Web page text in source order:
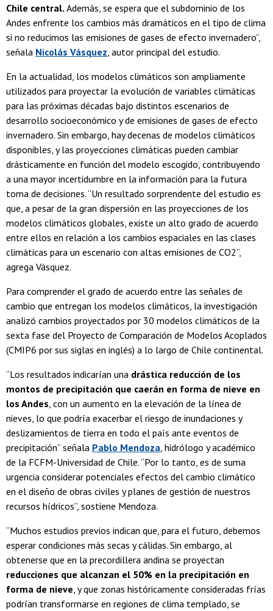
Chile central. Además, se espera que el subdominio de los
Andes enfrente los cambios más dramáticos en el tipo de clima
si no reducimos las emisiones de gases de efecto invernadero”,
señala Nicolás Vásquez , autor principal del estudio.
En la actualidad, los modelos climáticos son ampliamente
utilizados para proyectar la evolución de variables climáticas
para las próximas décadas bajo distintos escenarios de
desarrollo socioeconómico y de emisiones de gases de efecto
invernadero. Sin embargo, hay decenas de modelos climáticos
disponibles, y las proyecciones climáticas pueden cambiar
drásticamente en función del modelo escogido, contribuyendo
a una mayor incertidumbre en la información para la futura
toma de decisiones. “Un resultado sorprendente del estudio es
que, a pesar de la gran dispersión en las proyecciones de los
modelos climáticos globales, existe un alto grado de acuerdo
entre ellos en relación a los cambios espaciales en las clases
climáticas para un escenario con altas emisiones de CO2”,
agrega Vásquez.
Para comprender el grado de acuerdo entre las señales de
cambio que entregan los modelos climáticos, la investigación
analizó cambios proyectados por 30 modelos climáticos de la
sexta fase del Proyecto de Comparación de Modelos Acoplados
(CMIP6 por sus siglas en inglés) a lo largo de Chile continental.
“Los resultados indicarían una drástica reducción de los
montos de precipitación que caerán en forma de nieve en
los Andes , con un aumento en la elevación de la línea de
nieves, lo que podría exacerbar el riesgo de inundaciones y
deslizamientos de tierra en todo el país ante eventos de
precipitación” señala Pablo Mendoza , hidrólogo y académico
de la FCFM-Universidad de Chile. “Por lo tanto, es de suma
urgencia considerar potenciales efectos del cambio climático
en el diseño de obras civiles y planes de gestión de nuestros
recursos hídricos”, sostiene Mendoza.
“Muchos estudios previos indican que, para el futuro, debemos
esperar condiciones más secas y cálidas. Sin embargo, al
obtenerse que en la precordillera andina se proyectan
reducciones que alcanzan el 50% en la precipitación en
forma de nieve , y que zonas históricamente consideradas frías
podrían transformarse en regiones de clima templado, se